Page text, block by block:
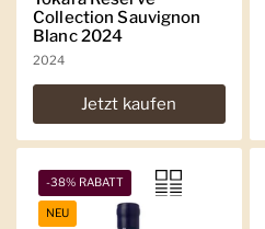
Collection Sauvignon
Blanc 2024
2024
Jetzt kaufen
-38% RABATT
NEU